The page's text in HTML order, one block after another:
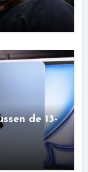
de 13-